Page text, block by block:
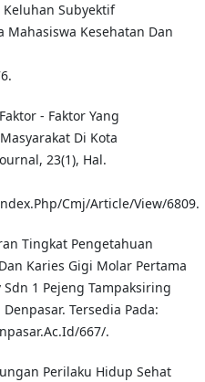
Subyektif
Mahasiswa Kesehatan Dan
- Faktor Yang
Di Kota
23(1), Hal.
Cmj/Article/View/6809.
Tingkat Pengetahuan
Karies Gigi Molar Pertama
1 Pejeng Tampaksiring
Tersedia Pada:
667/.
Perilaku Hidup Sehat